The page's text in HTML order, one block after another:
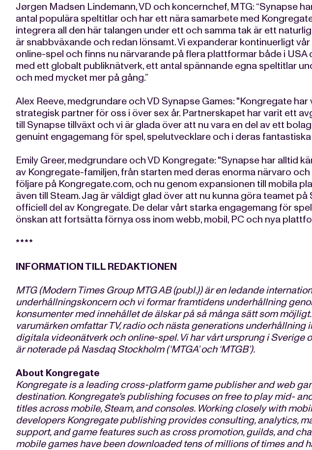
Jørgen Madsen Lindemann, VD och koncernchef, MTG: “Synapse
antal populära speltitlar och har ett nära samarbete med
integrera all den här talangen under ett och samma tak är ett
är snabbväxande och redan lönsamt. Vi expanderar kontinuerligt
online-spel och finns nu närvarande på flera plattformar både i USA
med ett globalt publiknätverk, ett antal spännande egna speltitlar
och med mycket mer på gång.”
Alex Reeve, medgrundare och VD Synapse Games: "Kongregate har
strategisk partner för oss i över sex år. Partnerskapet har varit ett
till Synapse tillväxt och vi är glada över att nu vara en del av ett
genuint engagemang för spel, spelutvecklare och i deras
Emily Greer, medgrundare och VD Kongregate: "Synapse har alltid
av Kongregate-familjen, från starten med deras enorma närvaro
följare på Kongregate.com, och nu genom expansionen till mobila
även till Steam. Jag är väldigt glad över att nu kunna göra teamet på
officiell del av Kongregate. De delar vårt starka engagemang för
önskan att fortsätta förnya oss inom webb, mobil, PC och nya
****
INFORMATION TILL REDAKTIONEN
MTG (Modern Times Group MTG AB (publ.)) är en ledande
underhållningskoncern och vi formar framtidens underhållning
konsumenter med innehållet de älskar på så många sätt som möjligt.
varumärken omfattar TV, radio och nästa generations underhållning
digitala videonätverk och online-spel. Vi har vårt ursprung i Sverige
är noterade på Nasdaq Stockholm (‘MTGA’ och ‘MTGB’).
About Kongregate
Kongregate is a leading cross-platform game publisher and web
destination. Kongregate's publishing focuses on free to play mid-
titles across mobile, Steam, and consoles. Working closely with
developers Kongregate publishing provides consulting, analytics,
support, and game features such as cross promotion, guilds, and
mobile games have been downloaded tens of millions of times and